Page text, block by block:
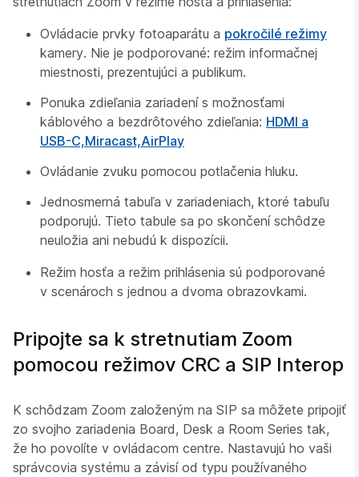
Ovládacie prvky fotoaparátu a pokročilé režimy
kamery. Nie je podporované: režim informačnej
miestnosti, prezentujúci a publikum.
Ponuka zdieľania zariadení s možnosťami
káblového a bezdrôtového zdieľania: HDMI a
USB-C,Miracast,AirPlay
Ovládanie zvuku pomocou potlačenia hluku.
Jednosmerná tabuľa v zariadeniach, ktoré tabuľu
podporujú. Tieto tabule sa po skončení schôdze
neuložia ani nebudú k dispozícii.
Režim hosťa a režim prihlásenia sú podporované
v scenároch s jednou a dvoma obrazovkami.
Pripojte sa k stretnutiam Zoom
pomocou režimov CRC a SIP Interop
K schôdzam Zoom založeným na SIP sa môžete pripojiť
zo svojho zariadenia Board, Desk a Room Series tak,
že ho povolíte v ovládacom centre. Nastavujú ho vaši
správcovia systému a závisí od typu používaného